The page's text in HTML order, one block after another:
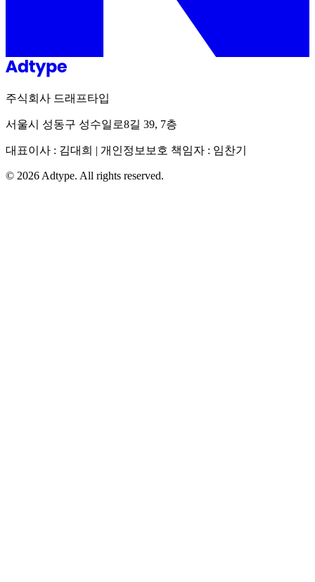
주식회사 드래프타입
서울시 성동구 성수일로8길 39, 7층
대표이사 : 김대희 | 개인정보보호 책임자 : 임찬기
© 2026 Adtype. All rights reserved.